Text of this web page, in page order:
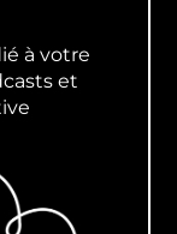
à votre
et